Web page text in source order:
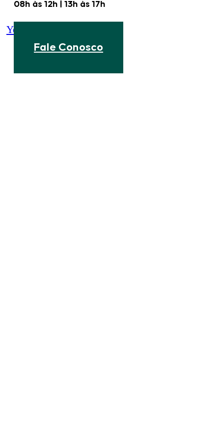
08h às 12h | 13h às 17h
Youtube
Fale Conosco